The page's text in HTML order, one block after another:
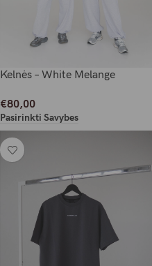
Kelnės – White Melange
€80,00
Pasirinkti Savybes